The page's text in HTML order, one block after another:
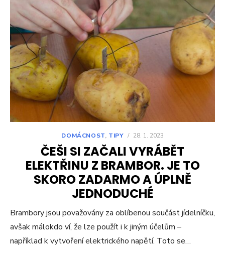
DOMÁCNOST, TIPY / 28. 1. 2023
ČEŠI SI ZAČALI VYRÁBĚT
ELEKTŘINU Z BRAMBOR. JE TO
SKORO ZADARMO A ÚPLNĚ
JEDNODUCHÉ
Brambory jsou považovány za oblíbenou součást jídelníčku,
avšak málokdo ví, že lze použít i k jiným účelům –
například k vytvoření elektrického napětí. Toto se…